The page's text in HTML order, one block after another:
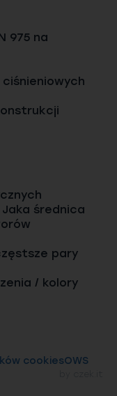
975 na
średnica
pary
/ kolory
cookiesOWS